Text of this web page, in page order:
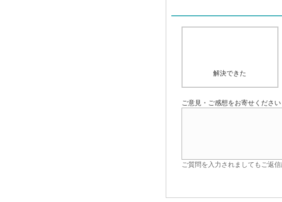
解決できた
ご意見・ご感想をお寄せください
ご質問を入力されましてもご返